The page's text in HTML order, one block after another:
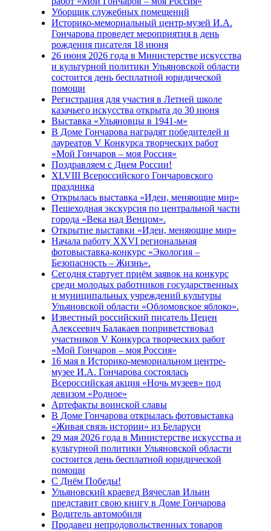
Уборщик служебных помещений
Историко-мемориальный центр-музей И.А.
Гончарова проведет мероприятия в день
рождения писателя 18 июня
26 июня 2026 года в Министерстве искусства
и культурной политики Ульяновской области
состоится день бесплатной юридической
помощи
Регистрация для участия в Летней школе
казачьего искусства открыта до 30 июня
Выставка «Ульяновцы в 1941-м»
В Доме Гончарова наградят победителей и
лауреатов V Конкурса творческих работ
«Мой Гончаров – моя Россия»
Поздравляем с Днем России!
XLVIII Всероссийского Гончаровского
праздника
Открылась выставка «Идеи, меняющие мир»
Пешеходная экскурсия по центральной части
города «Века над Венцом».
Открытие выставки «Идеи, меняющие мир»
Начала работу XXVI региональная
фотовыставка-конкурс «Экология –
Безопасность – Жизнь».
Сегодня стартует приём заявок на конкурс
среди молодых работников государственных
и муниципальных учреждений культуры
Ульяновской области «Обломовское яблоко».
Известный российский писатель Цецен
Алексеевич Балакаев поприветствовал
участников V Конкурса творческих работ
«Мой Гончаров – моя Россия»
16 мая в Историко-мемориальном центре-
музее И.А. Гончарова состоялась
Всероссийская акция «Ночь музеев» под
девизом «Родное»
Артефакты воинской славы
В Доме Гончарова открылась фотовыставка
«Живая связь истории» из Беларуси
29 мая 2026 года в Министерстве искусства и
культурной политики Ульяновской области
состоится день бесплатной юридической
помощи
С Днём Победы!
Ульяновский краевед Вячеслав Ильин
представит свою книгу в Доме Гончарова
Водитель автомобиля
Продавец непродовольственных товаров